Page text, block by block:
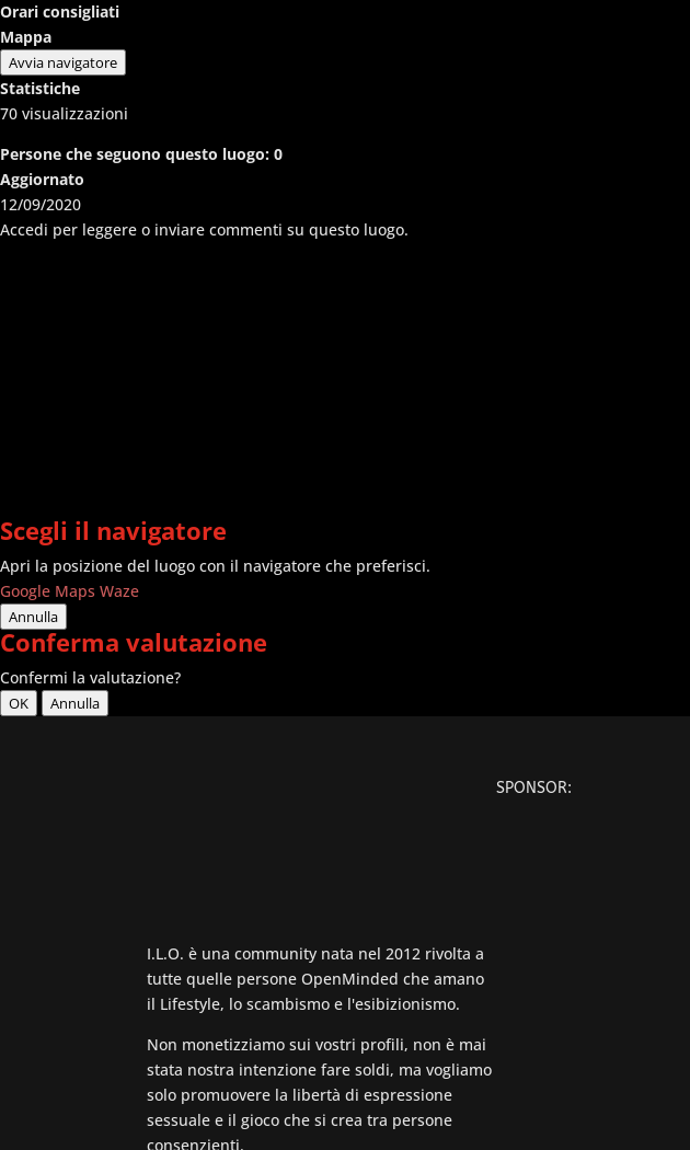
Orari consigliati
Mappa
Avvia navigatore
Statistiche
70 visualizzazioni
Persone che seguono questo luogo: 0
Aggiornato
12/09/2020
Accedi per leggere o inviare commenti su questo luogo.
Scegli il navigatore
Apri la posizione del luogo con il navigatore che preferisci.
Google Maps Waze
Annulla
Conferma valutazione
Confermi la valutazione?
OK Annulla
I.L.O. è una community nata nel 2012 rivolta a
tutte quelle persone OpenMinded che amano
il Lifestyle, lo scambismo e l'esibizionismo.
Non monetizziamo sui vostri profili, non è mai
stata nostra intenzione fare soldi, ma vogliamo
solo promuovere la libertà di espressione
sessuale e il gioco che si crea tra persone
consenzienti.
SPONSOR: